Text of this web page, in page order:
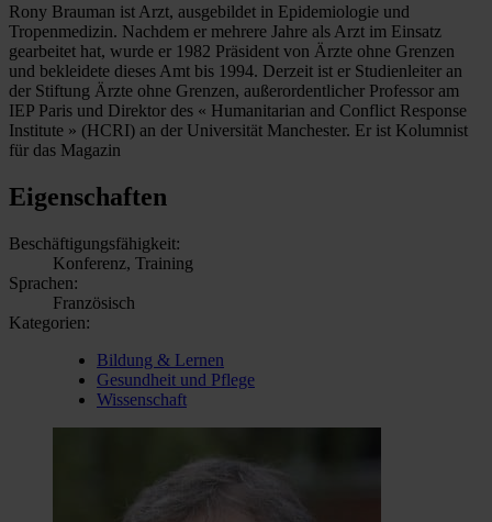
Rony Brauman ist Arzt, ausgebildet in Epidemiologie und
Tropenmedizin. Nachdem er mehrere Jahre als Arzt im Einsatz
gearbeitet hat, wurde er 1982 Präsident von Ärzte ohne Grenzen
und bekleidete dieses Amt bis 1994. Derzeit ist er Studienleiter an
der Stiftung Ärzte ohne Grenzen, außerordentlicher Professor am
IEP Paris und Direktor des « Humanitarian and Conflict Response
Institute » (HCRI) an der Universität Manchester. Er ist Kolumnist
für das Magazin
Eigenschaften
Beschäftigungsfähigkeit:
Konferenz, Training
Sprachen:
Französisch
Kategorien:
Bildung & Lernen
Gesundheit und Pflege
Wissenschaft